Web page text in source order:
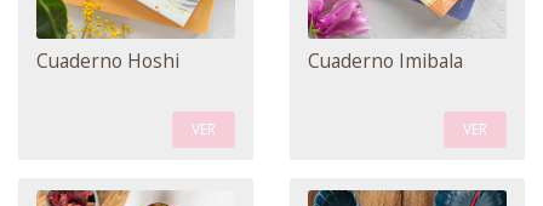
Cuaderno Hoshi
VER
Cuaderno Imibala
VER